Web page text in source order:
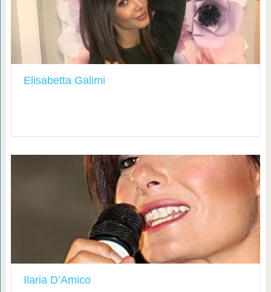
Elisabetta Galimi
Ilaria D’Amico